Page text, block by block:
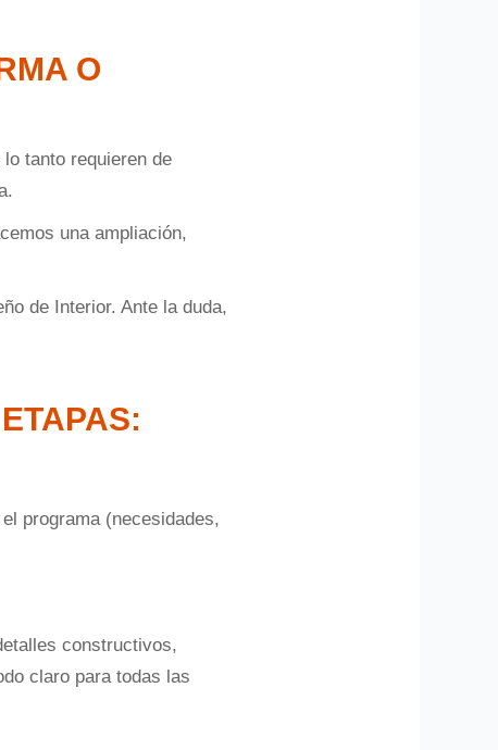
O
tanto requieren de
una ampliación,
de Interior. Ante la duda,
programa (necesidades,
constructivos,
claro para todas las